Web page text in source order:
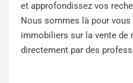
et approfondissez vos
Nous sommes là pour
immobiliers sur la vente de
directement par des